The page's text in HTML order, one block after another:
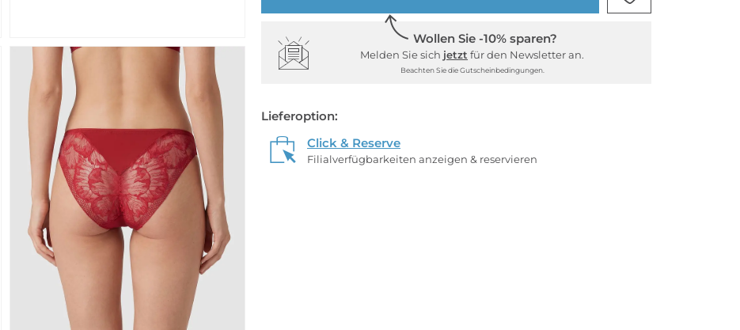
Wollen Sie -10% sparen?
Melden Sie sich jetzt für den Newsletter an.
Beachten Sie die Gutscheinbedingungen.
Lieferoption:
Click & Reserve
Filialverfügbarkeiten anzeigen & reservieren